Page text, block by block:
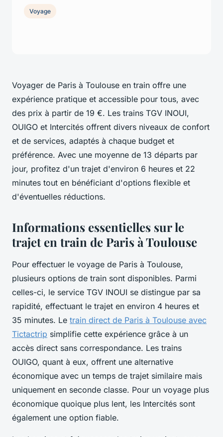
Voyager de Paris à Toulouse en train offre une
expérience pratique et accessible pour tous, avec
des prix à partir de 19 €. Les trains TGV INOUI,
OUIGO et Intercités offrent divers niveaux de confort
et de services, adaptés à chaque budget et
préférence. Avec une moyenne de 13 départs par
jour, profitez d'un trajet d'environ 6 heures et 22
minutes tout en bénéficiant d'options flexible et
d'éventuelles réductions.
Informations essentielles sur le
trajet en train de Paris à Toulouse
Pour effectuer le voyage de Paris à Toulouse,
plusieurs options de train sont disponibles. Parmi
celles-ci, le service TGV INOUI se distingue par sa
rapidité, effectuant le trajet en environ 4 heures et
35 minutes. Le train direct de Paris à Toulouse avec
Tictactrip simplifie cette expérience grâce à un
accès direct sans correspondance. Les trains
OUIGO, quant à eux, offrent une alternative
économique avec un temps de trajet similaire mais
uniquement en seconde classe. Pour un voyage plus
économique quoique plus lent, les Intercités sont
également une option fiable.
Voyage